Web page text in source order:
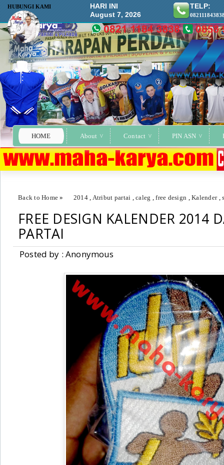
HOME About Contact PIN ASN
HUBUNGI KAMI
HARI INI
August 7, 2026
TELP:
Back to Home » 2014, Atribut partai ,caleg ,free design ,Kalender,
FREE DESIGN KALENDER 2014 DAN ATRIBUT PARTAI
FREE DESIGN KALENDER 2014
PARTAI
Posted by : Anonymous